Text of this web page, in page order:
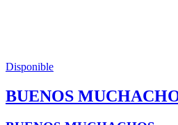
Disponible
BUENOS